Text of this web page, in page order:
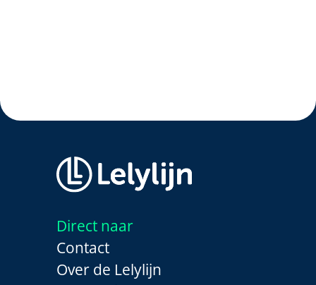
Direct naar
Contact
Over de Lelylijn